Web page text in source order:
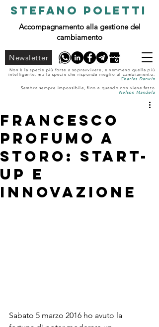
STEFANO POLETTI
Accompagnamento alla gestione del
cambiamento
Newsletter
Non è la specie più forte a sopravvivere, e nemmeno quella più
intelligente, ma la specie che risponde meglio al cambiamento.
Charles Darwin
Sembra sempre impossibile, fino a quando non viene fatto
Nelson Mandela
Francesco
Profumo a
Storo: START-
UP E
INNOVAZIONE
Sabato 5 marzo 2016 ho avuto la